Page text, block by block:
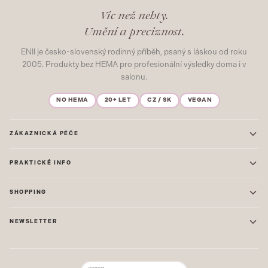
Víc než nehty.
Umění a preciznost.
ENII je česko-slovenský rodinný příběh, psaný s láskou od roku
2005. Produkty bez HEMA pro profesionální výsledky doma i v
salonu.
NO HEMA 20+ LET CZ / SK VEGAN
ZÁKAZNICKÁ PÉČE
Časté dotazy
Mapa stránek
PRAKTICKÉ INFO
Prodejna: Uherské Hradiště
Ochrana osobních údajů
SHOPPING
GEL LAKY
NEWSLETTER